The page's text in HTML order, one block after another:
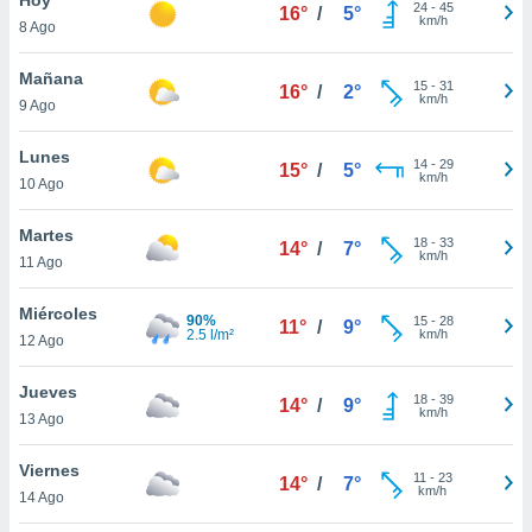
en
más
nuestra
de
cookies
aceptar
8 Ago
16° / 5° 24- 45
km/h
Mañana
9 Ago
16° / 2° 15- 31
km/h
Lunes
10 Ago
15° / 5° 14- 29
km/h
Martes
11 Ago
14° / 7° 18- 33
km/h
Miércoles
12 Ago
90%
2.5 l/m²
11° / 9° 15- 28
km/h
Jueves
13 Ago
14° / 9° 18- 39
km/h
Viernes
14 Ago
14° / 7° 11 - 23
km/h